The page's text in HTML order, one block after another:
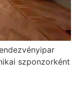
szponzorként